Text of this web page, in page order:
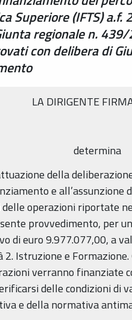
Superiore (IFTS)
regionale n. 439/
con delibera di
LA DIRIGENTE
determina
della
e all’assunzione
operazioni riportate
provvedimento, per
di euro 9.977.077,00, a
2. Istruzione e
verranno finanziate
delle condizioni di
e della normativa